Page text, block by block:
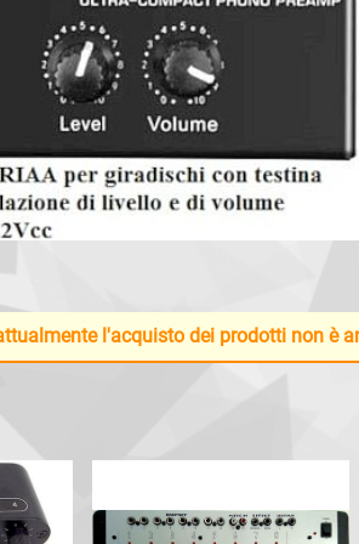
l'acquisto dei prodotti non è